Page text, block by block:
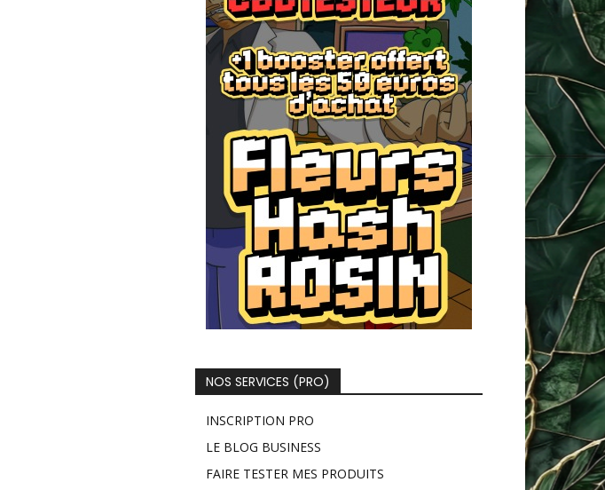
NOS SERVICES (PRO)
INSCRIPTION PRO
LE BLOG BUSINESS
FAIRE TESTER MES PRODUITS